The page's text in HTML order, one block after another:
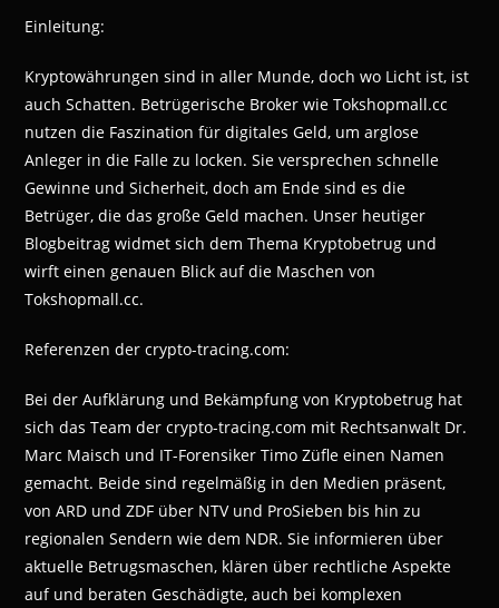
Einleitung:
Kryptowährungen sind in aller Munde, doch wo Licht ist, ist
auch Schatten. Betrügerische Broker wie Tokshopmall.cc
nutzen die Faszination für digitales Geld, um arglose
Anleger in die Falle zu locken. Sie versprechen schnelle
Gewinne und Sicherheit, doch am Ende sind es die
Betrüger, die das große Geld machen. Unser heutiger
Blogbeitrag widmet sich dem Thema Kryptobetrug und
wirft einen genauen Blick auf die Maschen von
Tokshopmall.cc.
Referenzen der crypto-tracing.com:
Bei der Aufklärung und Bekämpfung von Kryptobetrug hat
sich das Team der crypto-tracing.com mit Rechtsanwalt Dr.
Marc Maisch und IT-Forensiker Timo Züfle einen Namen
gemacht. Beide sind regelmäßig in den Medien präsent,
von ARD und ZDF über NTV und ProSieben bis hin zu
regionalen Sendern wie dem NDR. Sie informieren über
aktuelle Betrugsmaschen, klären über rechtliche Aspekte
auf und beraten Geschädigte, auch bei komplexen